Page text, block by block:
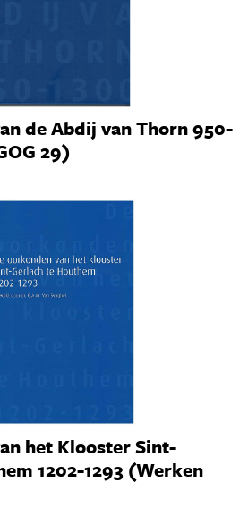
de Abdij van Thorn 950-
29)
het Klooster Sint-
1202-1293 (Werken